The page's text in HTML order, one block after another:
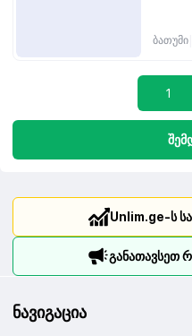
ბათუმი
1
Unlim.ge-ს
განათავსეთ
ნავიგაცია